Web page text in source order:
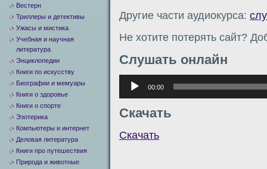
Другие части аудиокурса:
Не хотите потерять сайт?
Слушать онлайн
Аудиоплеер
00:00
Скачать
Скачать
Вестерн
Триллеры и детективы
Ужасы и мистика
Учебная и научная
литература
Энциклопедии
Книги по искусству
Биографии и мемуары
Книги о здоровье
Книги о спорте
Эзотерика
Компьютеры и интернет
Деловая литература
Книги про путешествия
Природа и животные